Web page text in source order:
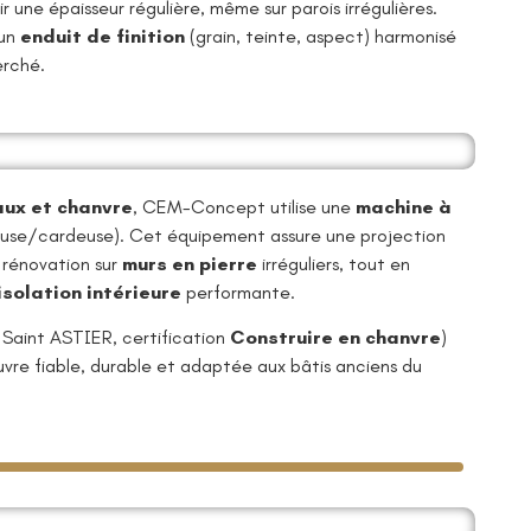
épaisseur régulière, même sur parois irrégulières.
enduit de finition (grain, teinte, aspect) harmonisé
et chanvre, CEM-Concept utilise une machine à
cardeuse). Cet équipement assure une projection
sur murs en pierre irréguliers, tout en
intérieure performante.
ASTIER, certification Construire en chanvre)
fiable, durable et adaptée aux bâtis anciens du